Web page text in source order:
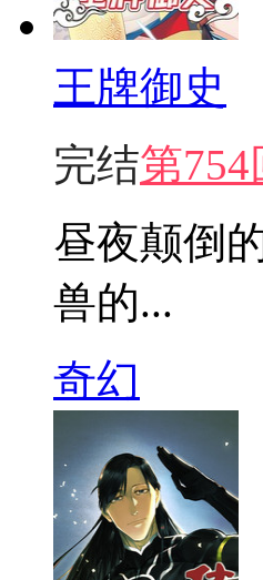
王牌御史
完结第
昼夜颠倒
兽的...
奇幻